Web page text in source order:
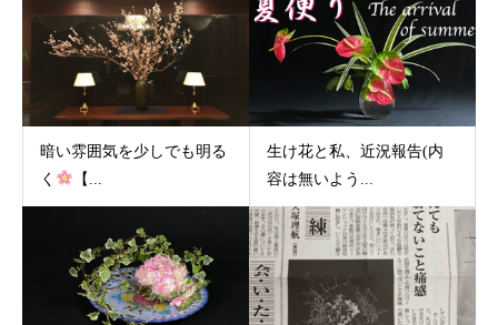
暗い雰囲気を少しでも明る
く
【...
生け花と私、近況報告(内
容は無いよう...